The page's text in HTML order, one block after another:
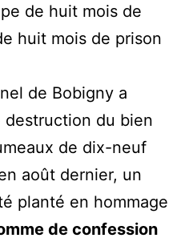
de huit mois de
huit mois de prison
de Bobigny a
destruction du bien
de dix-neuf
août dernier, un
planté en hommage
de confession